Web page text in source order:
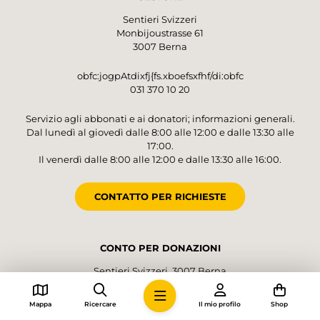
nur noch knapp zwei Kilometer bis zum Ziel.
Sentieri Svizzeri
Monbijoustrasse 61
3007 Berna
obfc:jogpAtdixfj{fs.xboefsxfhf/di:obfc
031 370 10 20
Servizio agli abbonati e ai donatori; informazioni generali.
Dal lunedì al giovedì dalle 8:00 alle 12:00 e dalle 13:30 alle
17:00.
Il venerdì dalle 8:00 alle 12:00 e dalle 13:30 alle 16:00.
CONTATTO PER RICHIESTE
CONTO PER DONAZIONI
Sentieri Svizzeri, 3007 Berna
IBAN CH48 0900 0000 4001 4552 5
Mappa Ricercare Il mio profilo Shop